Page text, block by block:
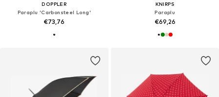
DOPPLER
Paraplu 'Carbonsteel Long'
€73,76
KNIRPS
Paraplu
€69,26